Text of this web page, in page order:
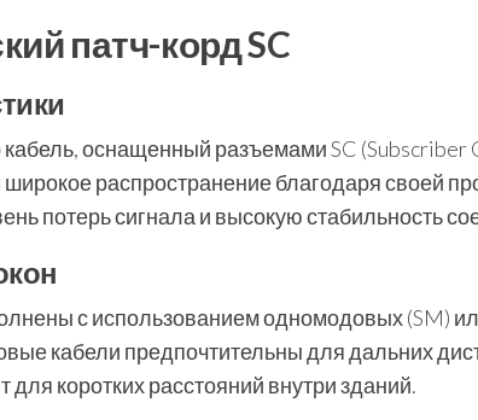
патч-корд SC
кабель, оснащенный разъемами SC (Subscriber
распространение благодаря своей
потерь сигнала и высокую стабильность
с использованием одномодовых (SM)
кабели предпочтительны для дальних
коротких расстояний внутри зданий.